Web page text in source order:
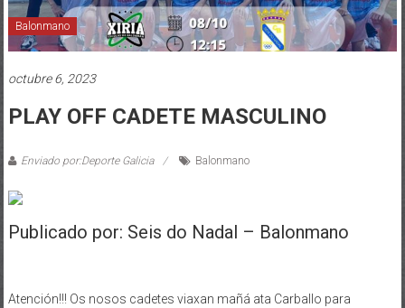
Balonmano
octubre 6, 2023
PLAY OFF CADETE MASCULINO
Enviado por:Deporte Galicia Balonmano
Publicado por: Seis do Nadal – Balonmano
Atención!!! Os nosos cadetes viaxan mañá ata Carballo para